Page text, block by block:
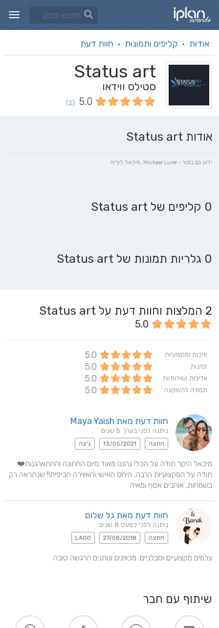
אודות · קליפים ותמונות · חוות דעת
Status art
סטילס ווידאו
5.0
(2)
אודות Status art
ידוע גם בתור - Michael Lurie, מיכאל לוריה
0 קליפים של Status art
0 גלריות תמונות של Status art
2 המלצות וחוות דעת על Status art
5.0
איכות ומקצועיות 5.0
זמינות 5.0
אדיבות ושירותיות 5.0
תמורה להשקעה 5.0
חוות דעת מאת Maya Yaish
ניתנה לפני בערך 5 שנים
חתונה 13/05/2021 ג'ונה
בשמחות, אוהבים אסף ומאיה
חוות דעת מאת גל שלום
ניתנה לפני כמעט 8 שנים
חתונה 27/08/2018
LAGO
צלמים מקצועיים וסבלניים. מכווינים ונותנים הרגשה טובה
שיתוף עם חבר